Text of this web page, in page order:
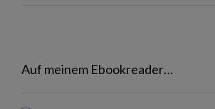
Auf meinem Ebookreader…